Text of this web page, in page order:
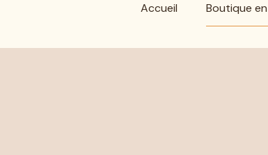
Accueil Boutique